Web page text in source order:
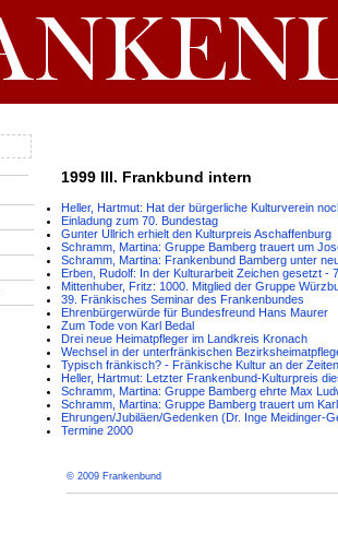
1999 III. Frankbund intern
Heller, Hartmut: Hat der bürgerliche Kulturverein
Einladung zum 70. Bundestag
Gunter Ullrich erhielt den Kulturpreis Aschaffenburg
Schramm, Martina: Gruppe Bamberg trauert um
Schramm, Martina: Frankenbund Bamberg unter
Erben, Rudolf: In der Kulturarbeit Zeichen gesetzt -
Mittenhuber, Fritz: 1000. Mitglied der Gruppe
39. Fränkisches Seminar des Frankenbundes
Ehrenbürgerwürde für Bundesfreund Hans Maurer
Zum Tode von Karl Bedal
Drei neue Heimatpfleger im Landkreis Kronach
Wechsel in der unterfränkischen
Typisch fränkisch? - Fränkische Kultur an der
Heller, Hartmut: Letzter Frankenbund-Kulturpreis
Schramm, Martina: Gruppe Bamberg ehrte Max
Schramm, Martina: Gruppe Bamberg trauert um
Ehrungen/Jubiläen/Gedenken (Dr. Inge Meidinger-
Termine 2000
© 2009 Frankenbund